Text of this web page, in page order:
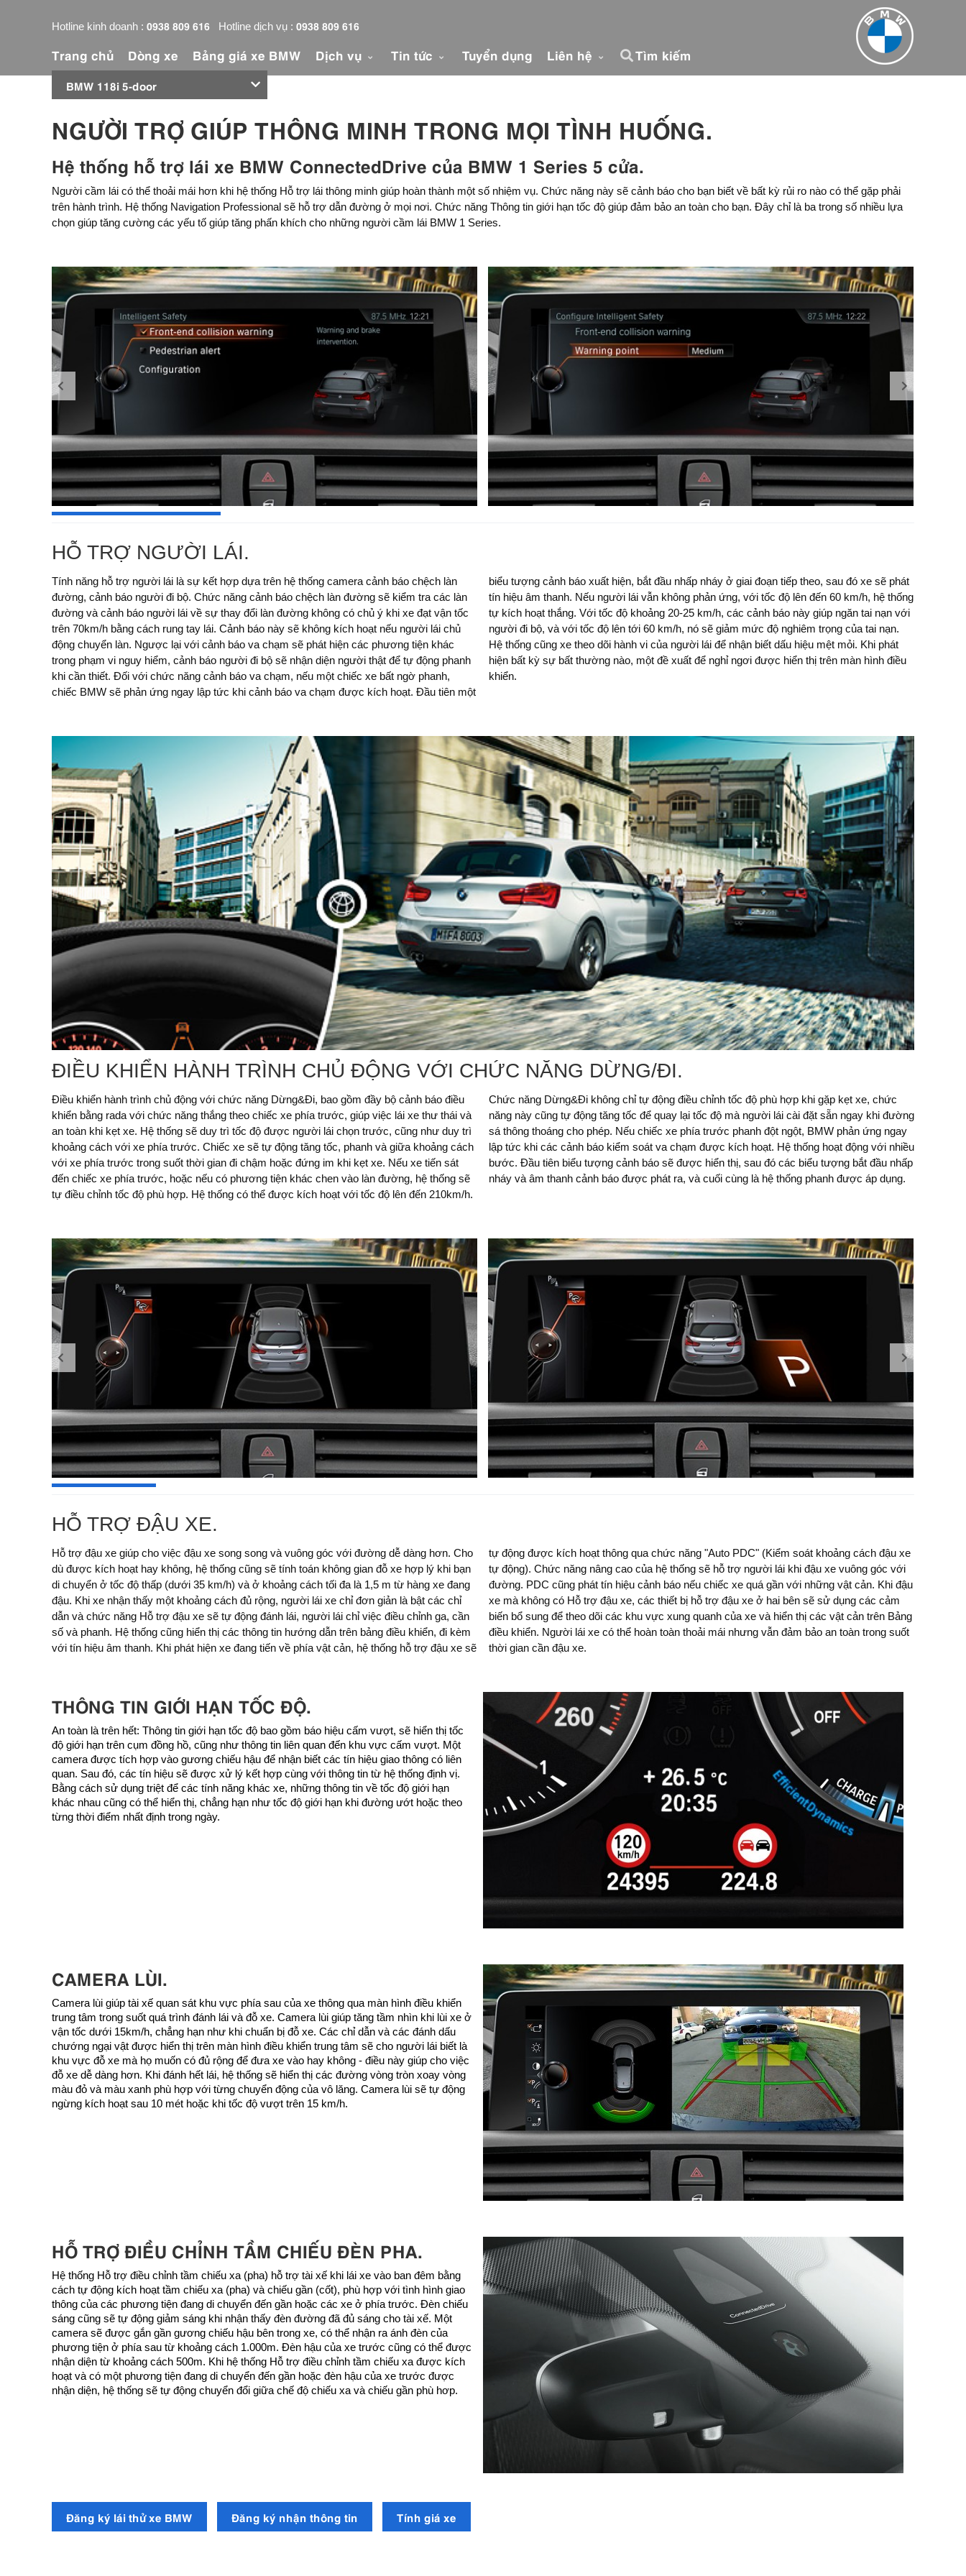
Hotline kinh doanh : 0938 809 616 Hotline dịch vụ : 0938 809 616
Trang chủ Dòng xe Bảng giá xe BMW Dịch vụ Tin tức Tuyển dụng Liên hệ
BMW 118i 5-door
Tìm kiếm
NGƯỜI TRỢ GIÚP THÔNG MINH TRONG MỌI TÌNH HUỐNG.
Hệ thống hỗ trợ lái xe BMW ConnectedDrive của BMW 1 Series 5 cửa.
Người cầm lái có thể thoải mái hơn khi hệ thống Hỗ trợ lái thông minh giúp hoàn thành một số nhiệm vụ. Chức năng này sẽ cảnh báo cho bạn biết về bất kỳ rủi ro nào có thể gặp phải
trên hành trình. Hệ thống Navigation Professional sẽ hỗ trợ dẫn đường ở mọi nơi. Chức năng Thông tin giới hạn tốc độ giúp đảm bảo an toàn cho bạn. Đây chỉ là ba trong số nhiều lựa
chọn giúp tăng cường các yếu tố giúp tăng phấn khích cho những người cầm lái BMW 1 Series.
HỖ TRỢ NGƯỜI LÁI.
Tính năng hỗ trợ người lái là sự kết hợp dựa trên hệ thống camera cảnh báo chệch làn
đường, cảnh báo người đi bộ. Chức năng cảnh báo chệch làn đường sẽ kiểm tra các làn
đường và cảnh báo người lái về sự thay đổi làn đường không có chủ ý khi xe đạt vận tốc
trên 70km/h bằng cách rung tay lái. Cảnh báo này sẽ không kích hoạt nếu người lái chủ
động chuyển làn. Ngược lại với cảnh báo va chạm sẽ phát hiện các phương tiện khác
trong phạm vi nguy hiểm, cảnh báo người đi bộ sẽ nhận diện người thật để tự động phanh
khi cần thiết. Đối với chức năng cảnh báo va chạm, nếu một chiếc xe bất ngờ phanh,
chiếc BMW sẽ phản ứng ngay lập tức khi cảnh báo va chạm được kích hoạt. Đầu tiên một
biểu tượng cảnh báo xuất hiện, bắt đầu nhấp nháy ở giai đoạn tiếp theo, sau đó xe sẽ phát
tín hiệu âm thanh. Nếu người lái vẫn không phản ứng, với tốc độ lên đến 60 km/h, hệ thống
tự kích hoạt thắng. Với tốc độ khoảng 20-25 km/h, các cảnh báo này giúp ngăn tai nạn với
người đi bộ, và với tốc độ lên tới 60 km/h, nó sẽ giảm mức độ nghiêm trọng của tai nạn.
Hệ thống cũng xe theo dõi hành vi của người lái để nhận biết dấu hiệu mệt mỏi. Khi phát
hiện bất kỳ sự bất thường nào, một đề xuất để nghỉ ngơi được hiển thị trên màn hình điều
khiển.
ĐIỀU KHIỂN HÀNH TRÌNH CHỦ ĐỘNG VỚI CHỨC NĂNG DỪNG/ĐI.
Điều khiển hành trình chủ động với chức năng Dừng&Đi, bao gồm đầy bộ cảnh báo điều
khiển bằng rada với chức năng thắng theo chiếc xe phía trước, giúp việc lái xe thư thái và
an toàn khi kẹt xe. Hệ thống sẽ duy trì tốc độ được người lái chọn trước, cũng như duy trì
khoảng cách với xe phía trước. Chiếc xe sẽ tự động tăng tốc, phanh và giữa khoảng cách
với xe phía trước trong suốt thời gian đi chậm hoặc đứng im khi kẹt xe. Nếu xe tiến sát
đến chiếc xe phía trước, hoặc nếu có phương tiện khác chen vào làn đường, hệ thống sẽ
tự điều chỉnh tốc độ phù hợp. Hệ thống có thể được kích hoạt với tốc độ lên đến 210km/h.
Chức năng Dừng&Đi không chỉ tự động điều chỉnh tốc độ phù hợp khi gặp kẹt xe, chức
năng này cũng tự động tăng tốc để quay lại tốc độ mà người lái cài đặt sẵn ngay khi đường
sá thông thoáng cho phép. Nếu chiếc xe phía trước phanh đột ngột, BMW phản ứng ngay
lập tức khi các cảnh báo kiểm soát va chạm được kích hoạt. Hệ thống hoạt động với nhiều
bước. Đầu tiên biểu tượng cảnh báo sẽ được hiển thị, sau đó các biểu tượng bắt đầu nhấp
nháy và âm thanh cảnh báo được phát ra, và cuối cùng là hệ thống phanh được áp dụng.
HỖ TRỢ ĐẬU XE.
Hỗ trợ đậu xe giúp cho việc đậu xe song song và vuông góc với đường dễ dàng hơn. Cho
dù được kích hoạt hay không, hệ thống cũng sẽ tính toán không gian đỗ xe hợp lý khi bạn
di chuyển ở tốc độ thấp (dưới 35 km/h) và ở khoảng cách tối đa là 1,5 m từ hàng xe đang
đậu. Khi xe nhận thấy một khoảng cách đủ rộng, người lái xe chỉ đơn giản là bật các chỉ
dẫn và chức năng Hỗ trợ đậu xe sẽ tự động đánh lái, người lái chỉ việc điều chỉnh ga, cần
số và phanh. Hệ thống cũng hiển thị các thông tin hướng dẫn trên bảng điều khiển, đi kèm
với tín hiệu âm thanh. Khi phát hiện xe đang tiến về phía vật cản, hệ thống hỗ trợ đậu xe sẽ
tự động được kích hoạt thông qua chức năng "Auto PDC" (Kiểm soát khoảng cách đậu xe
tự động). Chức năng nâng cao của hệ thống sẽ hỗ trợ người lái khi đậu xe vuông góc với
đường. PDC cũng phát tín hiệu cảnh báo nếu chiếc xe quá gần với những vật cản. Khi đậu
xe mà không có Hỗ trợ đậu xe, các thiết bị hỗ trợ đậu xe ở hai bên sẽ sử dụng các cảm
biến bổ sung để theo dõi các khu vực xung quanh của xe và hiển thị các vật cản trên Bảng
điều khiển. Người lái xe có thể hoàn toàn thoải mái nhưng vẫn đảm bảo an toàn trong suốt
thời gian cần đậu xe.
THÔNG TIN GIỚI HẠN TỐC ĐỘ.
An toàn là trên hết: Thông tin giới hạn tốc độ bao gồm báo hiệu cấm vượt, sẽ hiển thị tốc
độ giới hạn trên cụm đồng hồ, cũng như thông tin liên quan đến khu vực cấm vượt. Một
camera được tích hợp vào gương chiếu hậu để nhận biết các tín hiệu giao thông có liên
quan. Sau đó, các tín hiệu sẽ được xử lý kết hợp cùng với thông tin từ hệ thống định vị.
Bằng cách sử dụng triệt để các tính năng khác xe, những thông tin về tốc độ giới hạn
khác nhau cũng có thể hiển thị, chẳng hạn như tốc độ giới hạn khi đường ướt hoặc theo
từng thời điểm nhất định trong ngày.
CAMERA LÙI.
Camera lùi giúp tài xế quan sát khu vực phía sau của xe thông qua màn hình điều khiển
trung tâm trong suốt quá trình đánh lái và đỗ xe. Camera lùi giúp tăng tầm nhìn khi lùi xe ở
vận tốc dưới 15km/h, chẳng hạn như khi chuẩn bị đỗ xe. Các chỉ dẫn và các đánh dấu
chướng ngại vật được hiển thị trên màn hình điều khiển trung tâm sẽ cho người lái biết là
khu vực đỗ xe mà họ muốn có đủ rộng để đưa xe vào hay không - điều này giúp cho việc
đỗ xe dễ dàng hơn. Khi đánh hết lái, hệ thống sẽ hiển thị các đường vòng tròn xoay vòng
màu đỏ và màu xanh phù hợp với từng chuyển động của vô lăng. Camera lùi sẽ tự động
ngừng kích hoạt sau 10 mét hoặc khi tốc độ vượt trên 15 km/h.
HỖ TRỢ ĐIỀU CHỈNH TẦM CHIẾU ĐÈN PHA.
Hệ thống Hỗ trợ điều chỉnh tầm chiếu xa (pha) hỗ trợ tài xế khi lái xe vào ban đêm bằng
cách tự động kích hoạt tầm chiếu xa (pha) và chiếu gần (cốt), phù hợp với tình hình giao
thông của các phương tiện đang di chuyển đến gần hoặc các xe ở phía trước. Đèn chiếu
sáng cũng sẽ tự động giảm sáng khi nhận thấy đèn đường đã đủ sáng cho tài xế. Một
camera sẽ được gắn gần gương chiếu hậu bên trong xe, có thể nhận ra ánh đèn của
phương tiện ở phía sau từ khoảng cách 1.000m. Đèn hậu của xe trước cũng có thể được
nhận diện từ khoảng cách 500m. Khi hệ thống Hỗ trợ điều chỉnh tầm chiếu xa được kích
hoạt và có một phương tiện đang di chuyển đến gần hoặc đèn hậu của xe trước được
nhận diện, hệ thống sẽ tự động chuyển đổi giữa chế độ chiếu xa và chiếu gần phù hơp.
Đăng ký lái thử xe BMW Đăng ký nhận thông tin Tính giá xe